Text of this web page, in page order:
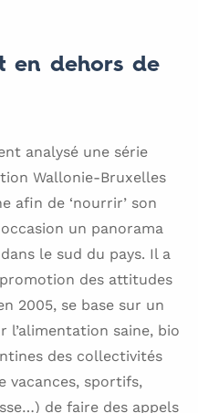
en dehors de
analysé une série
Wallonie-Bruxelles
afin de ‘nourrir’ son
un panorama
le sud du pays. Il a
des attitudes
2005, se base sur un
l’alimentation saine, bio
des collectivités
vacances, sportifs,
de faire des appels